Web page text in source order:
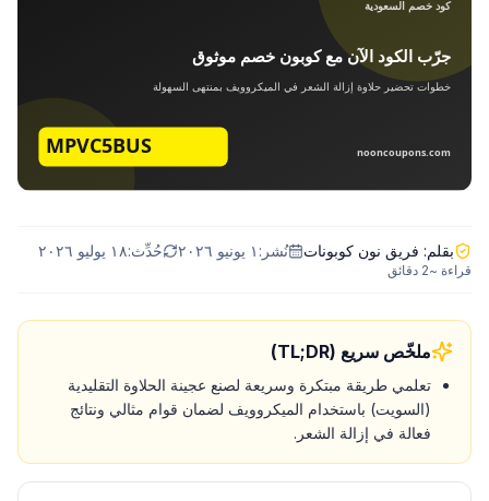
بقلم: فريق نون كوبونات نُشر: ١ يونيو ٢٠٢٦ حُدِّث:١٨ يوليو ٢٠٢٦
قراءة ~2 دقائق
ملخّص سريع (TL;DR)
تعلمي طريقة مبتكرة وسريعة لصنع عجينة الحلاوة التقليدية
(السويت) باستخدام الميكروويف لضمان قوام مثالي ونتائج
فعالة في إزالة الشعر.